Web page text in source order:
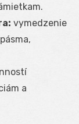
vymedzenie
a